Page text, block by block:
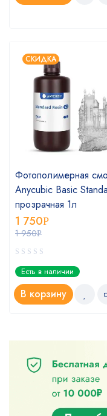
СКИДКА
Фотополимерная
Anycubic Basic
прозрачная 1л
1 950Р
1 750Р
Есть в наличии
В корзину